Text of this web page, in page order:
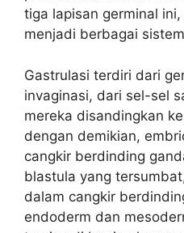
tiga lapisan germinal
menjadi berbagai
Gastrulasi terdiri dari
invaginasi, dari sel-sel
mereka disandingkan
dengan demikian,
cangkir berdinding
blastula yang
dalam cangkir
endoderm dan